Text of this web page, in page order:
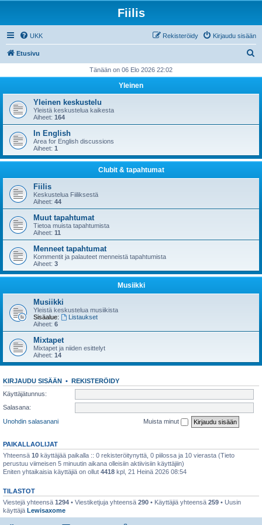
Fiilis
UKK Kirjaudu sisään
Rekisteröidy
Etusivu
i
Tänään on 06 Elo 2026 22:02
Yleinen
Yleinen keskustelu
Yleistä keskustelua kaikesta
Aiheet: 164
In English
Area for English discussions
Aiheet: 1
Clubit & tapahtumat
Fiilis
Keskustelua Fiiliksestä
Aiheet: 44
Muut tapahtumat
Tietoa muista tapahtumista
Aiheet: 11
Menneet tapahtumat
Kommentit ja palauteet menneistä tapahtumista
Aiheet: 3
Musiikki
Musiikki
Yleistä keskustelua musiikista
Sisäalue:
Listaukset
Aiheet: 6
Mixtapet
Mixtapet ja niiden esittelyt
Aiheet: 14
KIRJAUDU SISÄÄN • REKISTERÖIDY
Käyttäjätunnus:
Salasana:
Unohdin salasanani
Muista minut
PAIKALLAOLIJAT
Yhteensä 10 käyttäjää paikalla :: 0 rekisteröitynyttä, 0 piilossa ja 10 vierasta (Tieto
perustuu viimeisen 5 minuutin aikana olleisiin aktiivisiin käyttäjiin)
Eniten yhtaikaisia käyttäjiä on ollut 4418 kpl, 21 Heinä 2026 08:54
TILASTOT
Viestejä yhteensä 1294 • Viestiketjuja yhteensä 290 • Käyttäjiä yhteensä 259 • Uusin
käyttäjä Lewisaxome